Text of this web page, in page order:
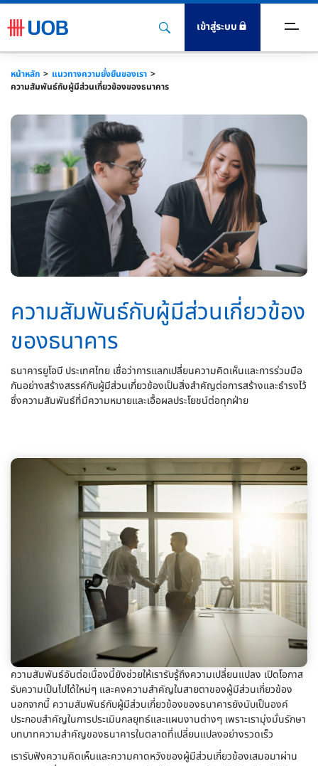
เข้าสู่ระบบ
ทางความยั่งยืนของเรา
า
มและชุมชน
ลต์
หน้าหลัก
แนวทางความยั่งยืนของเรา
ความสัมพันธ์กับผู้มีส่วนเกี่ยวข้องของธนาคาร
ความสัมพันธ์กับผู้มีส่วนเกี่ยวข้อง
ของธนาคาร
ธนาคารยูโอบี ประเทศไทย เชื่อว่าการแลกเปลี่ยนความคิดเห็นและการร่วมมือ
กันอย่างสร้างสรรค์กับผู้มีส่วนเกี่ยวข้องเป็นสิ่งสำคัญต่อการสร้างและธำรงไว้
ซึ่งความสัมพันธ์ที่มีความหมายและเอื้อผลประโยชน์ต่อทุกฝ่าย
ความสัมพันธ์อันต่อเนื่องนี้ยังช่วยให้เรารับรู้ถึงความเปลี่ยนแปลง เปิดโอกาส
รับความเป็นไปได้ใหม่ๆ และคงความสำคัญในสายตาของผู้มีส่วนเกี่ยวข้อง
นอกจากนี้ ความสัมพันธ์กับผู้มีส่วนเกี่ยวข้องของธนาคารยังนับเป็นองค์
ประกอบสำคัญในการประเมินกลยุทธ์และแผนงานต่างๆ เพราะเรามุ่งมั่นรักษา
บทบาทความสำคัญของธนาคารในตลาดที่เปลี่ยนแปลงอย่างรวดเร็ว
เรารับฟังความคิดเห็นและความคาดหวังของผู้มีส่วนเกี่ยวข้องเสมอมาผ่าน